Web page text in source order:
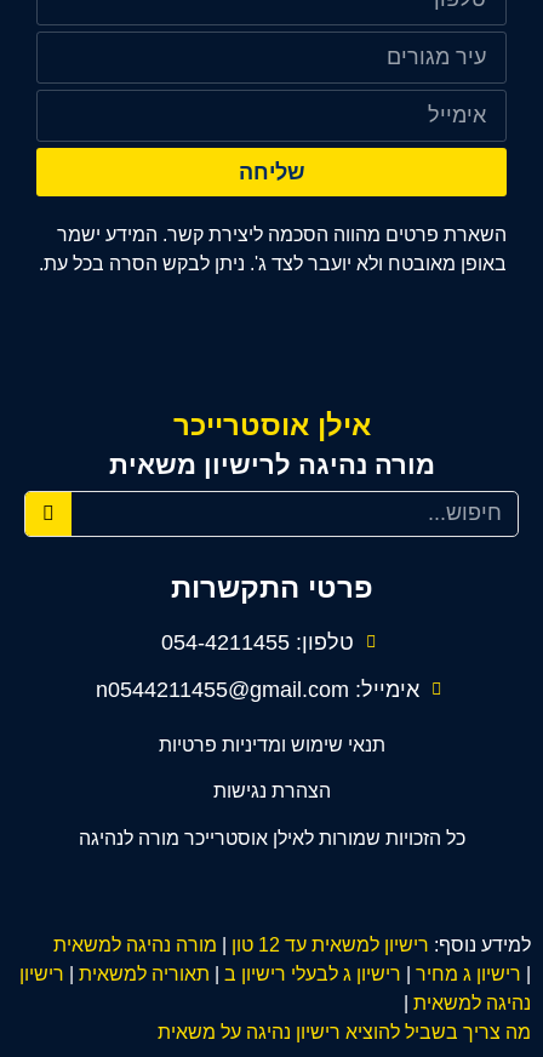
פרטי התקשרות
טלפון: 054-4211455
אימייל: n0544211455@gmail.com
תנאי שימוש ומדיניות פרטיות
הצהרת נגישות
כל הזכויות שמורות לאילן אוסטרייכר מורה לנהיגה
אילן אוסטרייכר
מורה נהיגה לרישיון משאית
שליחה
השארת פרטים מהווה הסכמה ליצירת קשר. המידע ישמר
באופן מאובטח ולא יועבר לצד ג'. ניתן לבקש הסרה בכל עת.
למידע נוסף: רישיון למשאית עד 12 טון
מורה נהיגה למשאית
רישיון ג מחיר רישיון ג לבעלי רישיון ב תאוריה למשאית
רישיון
נהיגה למשאית
מה צריך בשביל להוציא רישיון נהיגה על משאית